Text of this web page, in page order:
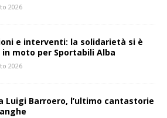
2026
e interventi: la solidarietà si è
in moto per Sportabili Alba
2026
Luigi Barroero, l’ultimo cantastorie